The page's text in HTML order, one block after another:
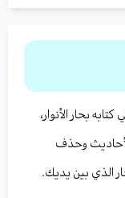
بحار الأنوار،
وحذف
الذي بين يديك.